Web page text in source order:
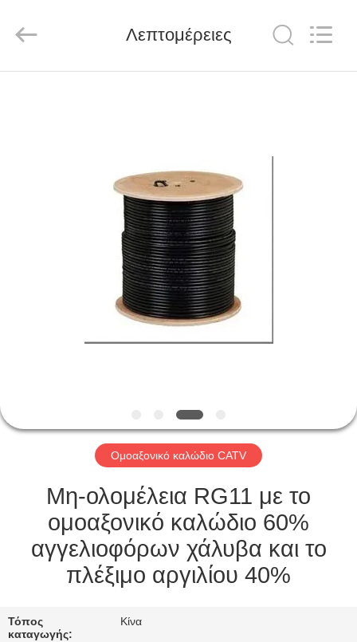
ΕΡΓΟΣΤΑΣΊΩΝ
ΠΟΙΟΤΙΚΌΣ
ΜΑΣ
ΕΛΆΤΕ
ΕΠΑΦΉ
ΖΗΤΉΣΤΕ
ΑΠΌΣΠΑΣΜΑ
LTD.
Λεπτομέρειες
Ομοαξονικό καλώδιο CATV
Μη-ολομέλεια RG11 με το
ομοαξονικό καλώδιο 60%
αγγελιοφόρων χάλυβα και το
πλέξιμο αργιλίου 40%
Τόπος
καταγωγής:
Κίνα